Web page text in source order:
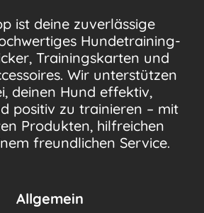
ist deine zuverlässige
Hundetraining-
Trainingskarten und
Wir unterstützen
deinen Hund effektiv,
positiv zu trainieren – mit
Produkten, hilfreichen
freundlichen Service.
Allgemein